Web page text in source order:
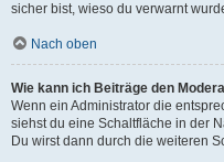
sicher bist, wieso du verwarnt
Nach oben
Wie kann ich Beiträge den
Wenn ein Administrator die
siehst du eine Schaltfläche in der
Du wirst dann durch die weiteren